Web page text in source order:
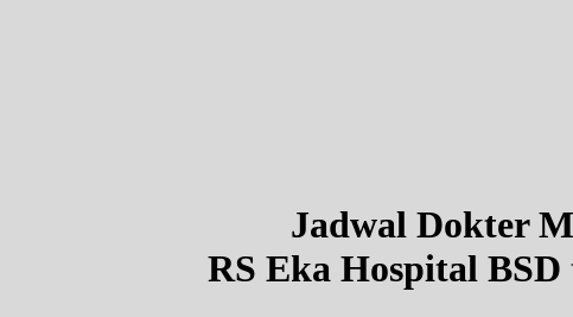
Jadwal Dokter
RS Eka Hospital